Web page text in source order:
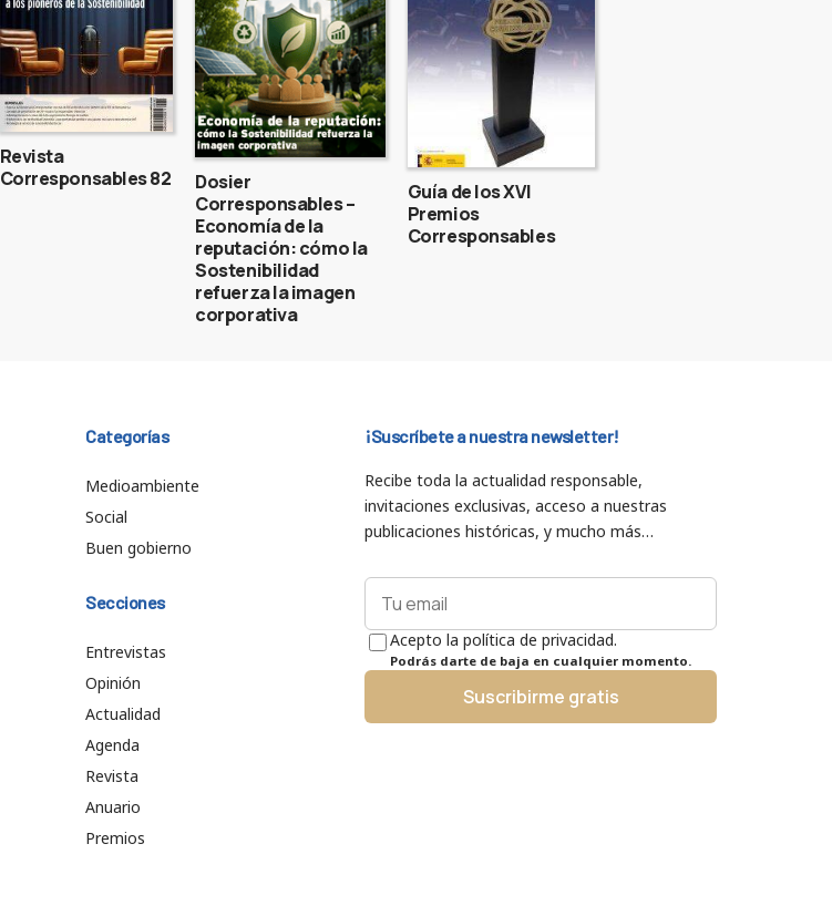
Revista
Corresponsables 82
Dosier
Corresponsables –
Economía de la
reputación: cómo la
Sostenibilidad
refuerza la imagen
corporativa
Guía de los XVI
Premios
Corresponsables
Categorías
Medioambiente
Social
Buen gobierno
Secciones
Entrevistas
Opinión
Actualidad
Agenda
Revista
Anuario
Premios
¡Suscríbete a nuestra newsletter!
Recibe toda la actualidad responsable,
invitaciones exclusivas, acceso a nuestras
publicaciones históricas, y mucho más…
Acepto la política de privacidad.
Podrás darte de baja en cualquier momento.
Suscribirme gratis